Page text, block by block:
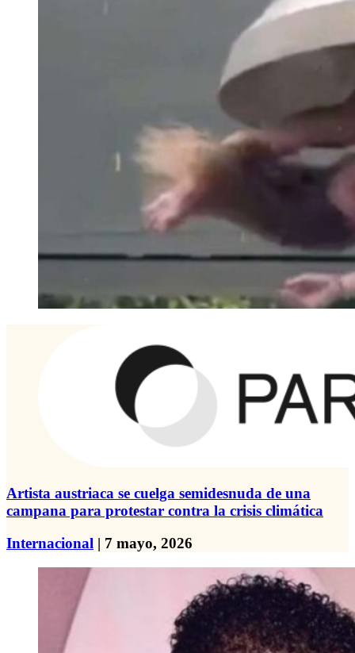
Artista austriaca se cuelga semidesnuda de una
campana para protestar contra la crisis climática
Internacional | 7 mayo, 2026